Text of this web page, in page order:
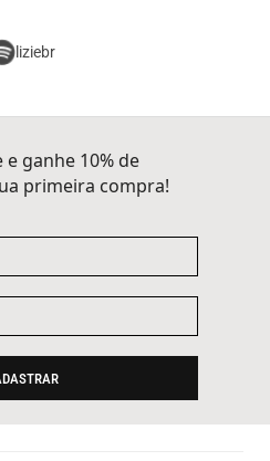
liziebr
e ganhe 10% de
primeira compra!